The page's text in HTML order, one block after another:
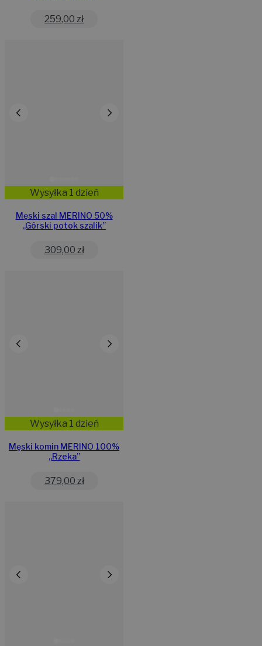
259,00 zł
Wysyłka 1 dzień
Męski szal MERINO 50%
,,Górski potok szalik”
309,00 zł
Wysyłka 1 dzień
Męski komin MERINO 100%
„Rzeka”
379,00 zł